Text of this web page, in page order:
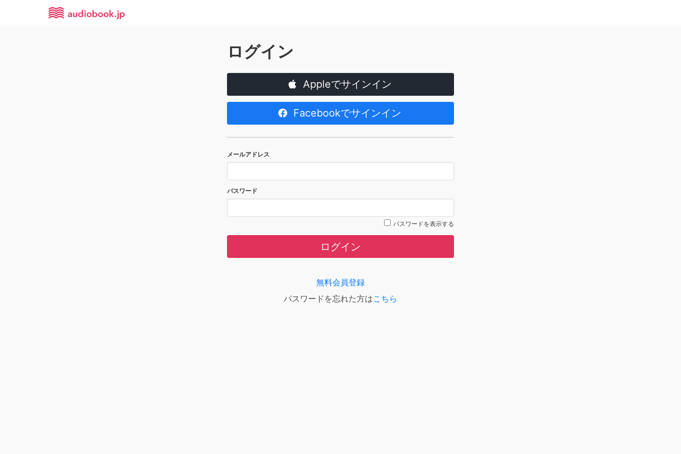
ログイン
Appleでサインイン
Facebookでサインイン
メールアドレス
パスワード
パスワードを表示する
ログイン
無料会員登録
パスワードを忘れた方はこちら